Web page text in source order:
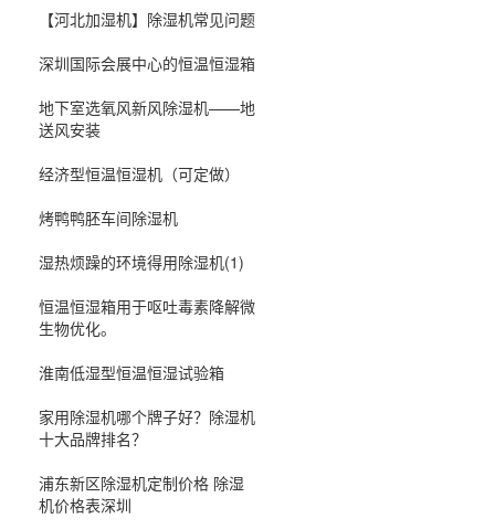
【河北加湿机】除湿机常见问题
深圳国际会展中心的恒温恒湿箱
地下室选氧风新风除湿机——地
送风安装
经济型恒温恒湿机（可定做）
烤鸭鸭胚车间除湿机
湿热烦躁的环境得用除湿机(1)
恒温恒湿箱用于呕吐毒素降解微
生物优化。
淮南低湿型恒温恒湿试验箱
家用除湿机哪个牌子好？除湿机
十大品牌排名？
浦东新区除湿机定制价格 除湿
机价格表深圳